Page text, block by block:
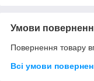
Умови
Повернення товару
Всі умови